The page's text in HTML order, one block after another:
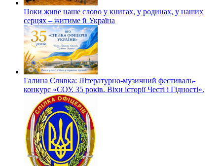
Поки живе наше слово у книгах, у родинах, у наших
серцях – житиме й Україна
Галина Сливка: Літературно-музичний фестиваль-
конкурс «СОУ. 35 років. Віхи історії Честі і Гідності».